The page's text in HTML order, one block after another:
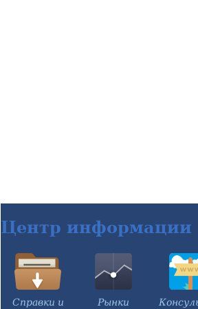
Центр информации
Справки и
Рынки